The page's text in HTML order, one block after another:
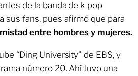
de la banda de k-pop
sus fans, pues afirmó que para
entre hombres y mujeres.
“Ding University” de EBS, y
número 20. Ahí tuvo una